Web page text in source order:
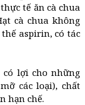
tế ăn cà chua
cà chua không
aspirin, có tác
lợi cho những
các loại), chất
hạn chế.